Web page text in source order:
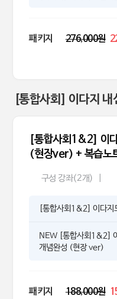
패키지 276,000원
[통합사회] 이다지 내
[통합사회1&2] 이
(현장ver) + 복습노
구성 강좌(2개)
[통합사회1&2] 이다지
NEW [통합사회1&2]
개념완성 (현장 ver)
패키지 188,000원